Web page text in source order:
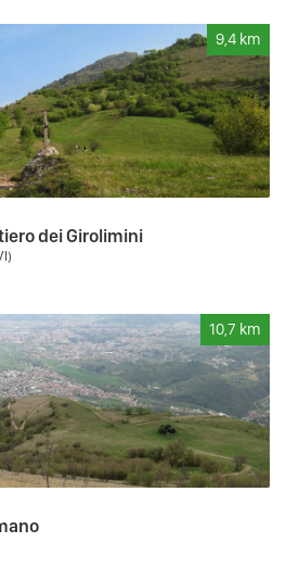
9,4 km
dei Girolimini
10,7 km